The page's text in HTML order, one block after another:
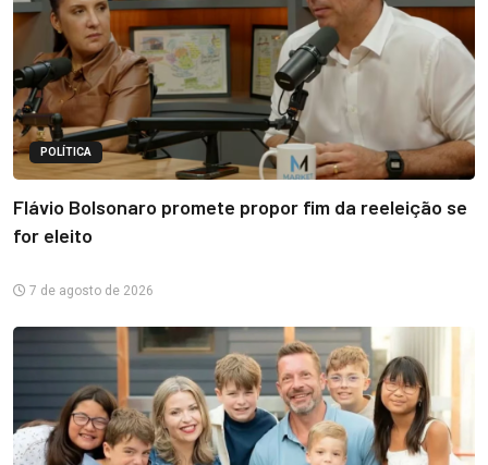
POLÍTICA
Flávio Bolsonaro promete propor fim da reeleição se
for eleito
7 de agosto de 2026